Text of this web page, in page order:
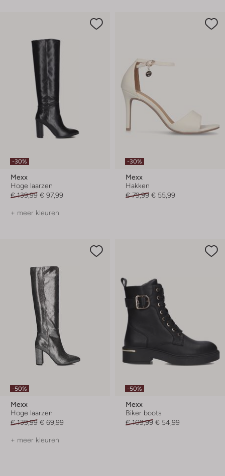
-30%
Mexx
Hoge laarzen
€ 139,99 € 97,99
+ meer kleuren
-30%
Mexx
Hakken
€ 79,99 € 55,99
-50%
Mexx
Hoge laarzen
€ 139,99 € 69,99
+ meer kleuren
-50%
Mexx
Biker boots
€ 109,99 € 54,99